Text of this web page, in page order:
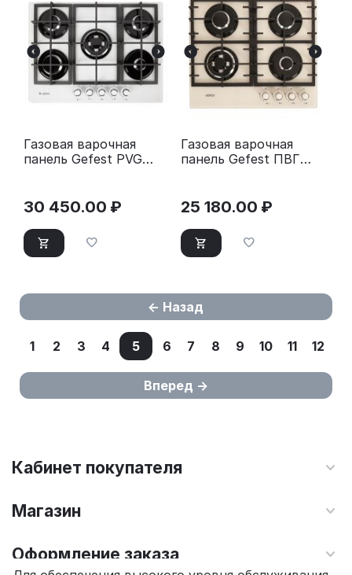
Газовая варочная
панель Gefest PVG
30 450.00 ₽
Газовая варочная
панель Gefest ПВГ
25 180.00 ₽
Назад
1 2 3 4 5 6 7 8 9 10 11 12
Вперед
Кабинет покупателя
Магазин
Оформление заказа